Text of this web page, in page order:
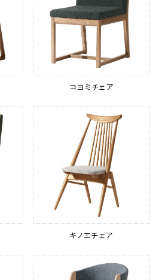
コヨミチェア
キノエチェア